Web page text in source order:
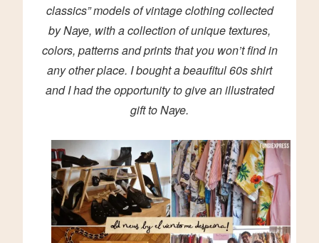
classics” models of vintage clothing collected
by Naye, with a collection of unique textures,
colors, patterns and prints that you won’t find in
any other place. I bought a beaufitul 60s shirt
and I had the opportunity to give an illustrated
gift to Naye.